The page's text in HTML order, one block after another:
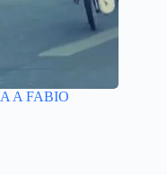
A FABIO